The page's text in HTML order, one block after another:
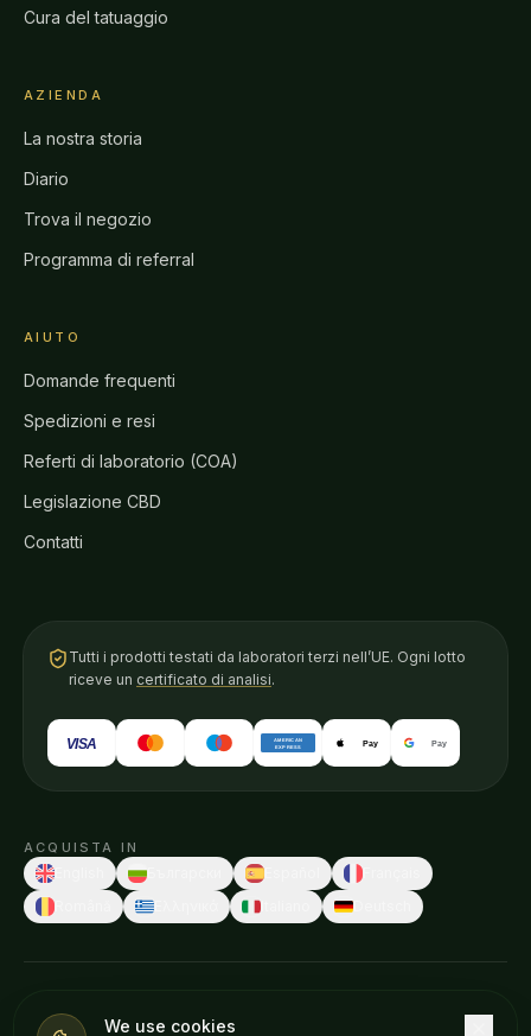
Cura del tatuaggio
AZIENDA
La nostra storia
Diario
Trova il negozio
Programma di referral
AIUTO
Domande frequenti
Spedizioni e resi
Referti di laboratorio (COA)
Legislazione CBD
Contatti
Tutti i prodotti testati da laboratori terzi nell’UE. Ogni lotto
riceve un certificato di analisi.
VISA AMERICAN
EXPRESS Pay Pay
ACQUISTA IN
© 2026 Weedness CBD · Fatto in Europa con cura.
We use cookies